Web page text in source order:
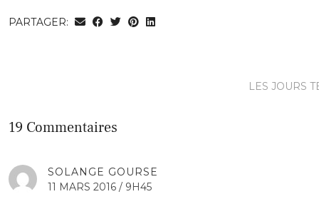
PARTAGER:
LES JOURS
19 Commentaires
SOLANGE GOURSE
11 MARS 2016 / 9H45